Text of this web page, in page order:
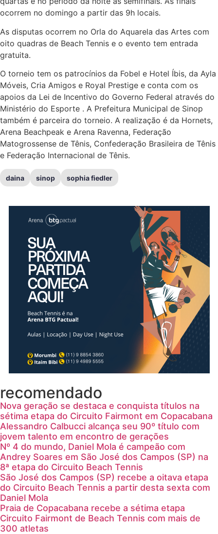
ocorrem no domingo a partir das 9h locais.
As disputas ocorrem no Orla do Aquarela das Artes com
oito quadras de Beach Tennis e o evento tem entrada
gratuita.
O torneio tem os patrocínios da Fobel e Hotel Íbis, da Ayla
Móveis, Cria Amigos e Royal Prestige e conta com os
apoios da Lei de Incentivo do Governo Federal através do
Ministério do Esporte . A Prefeitura Municipal de Sinop
também é parceira do torneio. A realização é da Hornets,
Arena Beachpeak e Arena Ravenna, Federação
Matogrossense de Tênis, Confederação Brasileira de Tênis
e Federação Internacional de Tênis.
daina sinop sophia fiedler
recomendado
Nova geração se destaca e conquista títulos na
sétima etapa do Circuito Fairmont em Copacabana
Alessandro Calbucci alcança seu 90º título com
jovem talento em encontro de gerações
Nº 4 do mundo, Daniel Mola é campeão com
Andrey Soares em São José dos Campos (SP) na
8ª etapa do Circuito Beach Tennis
São José dos Campos (SP) recebe a oitava etapa
do Circuito Beach Tennis a partir desta sexta com
Daniel Mola
Praia de Copacabana recebe a sétima etapa
Circuito Fairmont de Beach Tennis com mais de
300 atletas